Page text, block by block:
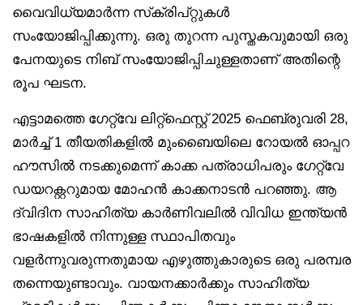
വൈവിധ്യമാർന്ന സ്‌ക്രിപ്റ്റുകൾ
സംയോജിപ്പിക്കുന്നു. ഒരു തുറന്ന പുസ്തകവുമായി ഒരു
പേനയുടെ നിബ് സംയോജിപ്പിചുള്ളതാണ് അതിന്റെ
രൂപ ഘടന.
എട്ടാമത്തെ ഗേറ്റ്‌വേ ലിറ്റ്‌ഫെസ്റ്റ് 2025 ഫെബ്രുവരി 28,
മാർച്ച് 1 തീയതികളിൽ മുംബൈയിലെ റോയൽ ഓപ്പറ
ഹൗസിൽ നടക്കുമെന്ന് കാക്ക പത്രാധിപരും ഗേറ്റ്‌വേ
ഡയറക്റ്ററുമായ മോഹൻ കാക്കനാടൻ പറഞ്ഞു. ആ
ദ്വിദിന സാഹിത്യ കാർണിവലിൽ വിവിധ ഇന്ത്യൻ
ഭാഷകളിൽ നിന്നുള്ള സ്ഥാപിതവും
വളർന്നുവരുന്നതുമായ എഴുത്തുകാരുടെ ഒരു പരമ്പര
തന്നെയുണ്ടാവും. വായനക്കാർക്കും സാഹിത്യ